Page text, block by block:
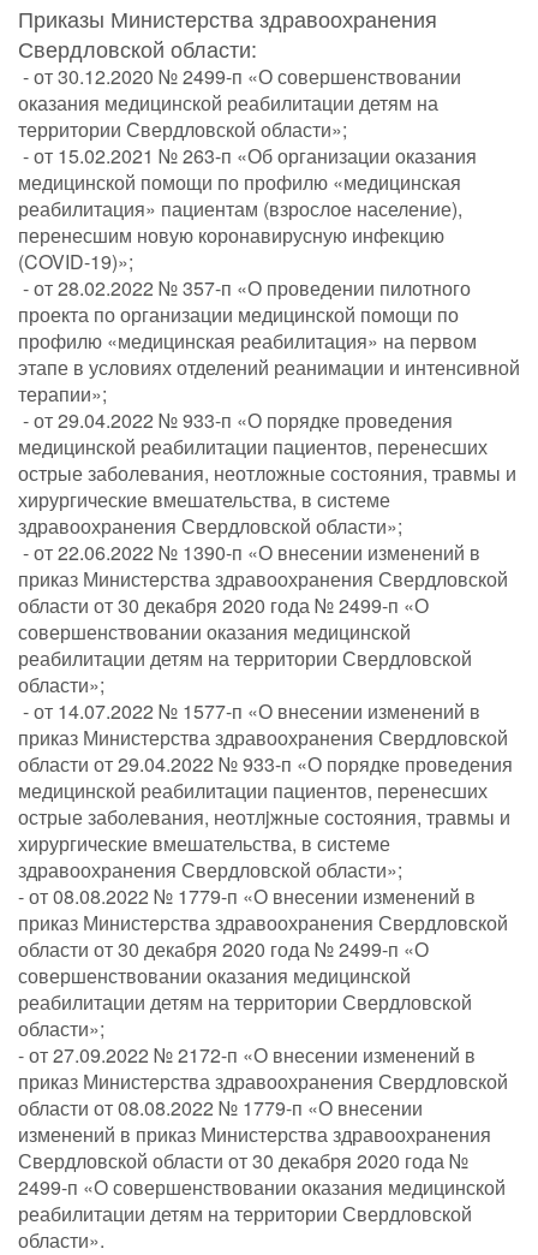
Приказы Министерства здравоохранения
Свердловской области:
- от 30.12.2020 № 2499-п «О совершенствовании
оказания медицинской реабилитации детям на
территории Свердловской области»;
- от 15.02.2021 № 263-п «Об организации оказания
медицинской помощи по профилю «медицинская
реабилитация» пациентам (взрослое население),
перенесшим новую коронавирусную инфекцию
(COVID-19)»;
- от 28.02.2022 № 357-п «О проведении пилотного
проекта по организации медицинской помощи по
профилю «медицинская реабилитация» на первом
этапе в условиях отделений реанимации и интенсивной
терапии»;
- от 29.04.2022 № 933-п «О порядке проведения
медицинской реабилитации пациентов, перенесших
острые заболевания, неотложные состояния, травмы и
хирургические вмешательства, в системе
здравоохранения Свердловской области»;
- от 22.06.2022 № 1390-п «О внесении изменений в
приказ Министерства здравоохранения Свердловской
области от 30 декабря 2020 года № 2499-п «О
совершенствовании оказания медицинской
реабилитации детям на территории Свердловской
области»;
- от 14.07.2022 № 1577-п «О внесении изменений в
приказ Министерства здравоохранения Свердловской
области от 29.04.2022 № 933-п «О порядке проведения
медицинской реабилитации пациентов, перенесших
острые заболевания, неотлjжные состояния, травмы и
хирургические вмешательства, в системе
здравоохранения Свердловской области»;
- от 08.08.2022 № 1779-п «О внесении изменений в
приказ Министерства здравоохранения Свердловской
области от 30 декабря 2020 года № 2499-п «О
совершенствовании оказания медицинской
реабилитации детям на территории Свердловской
области»;
- от 27.09.2022 № 2172-п «О внесении изменений в
приказ Министерства здравоохранения Свердловской
области от 08.08.2022 № 1779-п «О внесении
изменений в приказ Министерства здравоохранения
Свердловской области от 30 декабря 2020 года №
2499-п «О совершенствовании оказания медицинской
реабилитации детям на территории Свердловской
области».